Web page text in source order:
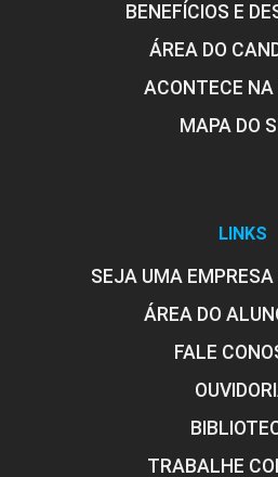
BENEFÍCIOS E
ÁREA DO
ACONTECE NA
MAPA DO
LINKS
SEJA UMA
ÁREA DO
FALE
TRABALHE